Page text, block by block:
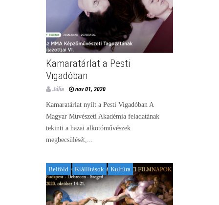
Kamaratárlat a Pesti
Vigadóban
Júlia nov 01, 2020
Kamaratárlat nyílt a Pesti Vigadóban A
Magyar Művészeti Akadémia feladatának
tekinti a hazai alkotóművészek
megbecsülését,...
Belföld Kiállítások Kultúra